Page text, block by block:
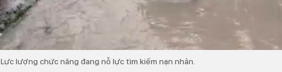
Lực lượng chức năng đang nỗ lực tìm kiếm nạn nhân.